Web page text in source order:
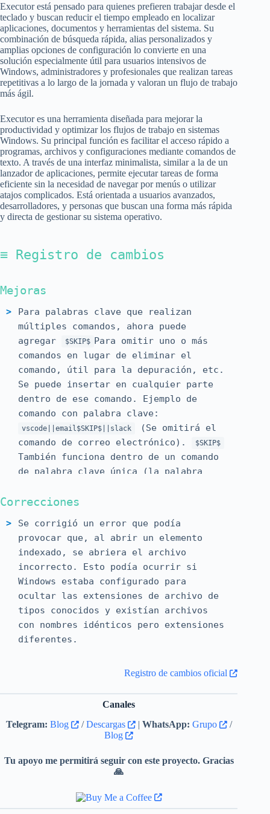
Executor está pensado para quienes prefieren trabajar desde el
teclado y buscan reducir el tiempo empleado en localizar
aplicaciones, documentos y herramientas del sistema. Su
combinación de búsqueda rápida, alias personalizados y
amplias opciones de configuración lo convierte en una
solución especialmente útil para usuarios intensivos de
Windows, administradores y profesionales que realizan tareas
repetitivas a lo largo de la jornada y valoran un flujo de trabajo
más ágil.
Executor es una herramienta diseñada para mejorar la
productividad y optimizar los flujos de trabajo en sistemas
Windows. Su principal función es facilitar el acceso rápido a
programas, archivos y configuraciones mediante comandos de
texto. A través de una interfaz minimalista, similar a la de un
lanzador de aplicaciones, permite ejecutar tareas de forma
eficiente sin la necesidad de navegar por menús o utilizar
atajos complicados. Está orientada a usuarios avanzados,
desarrolladores, y personas que buscan una forma más rápida
y directa de gestionar su sistema operativo.
≡ Registro de cambios
Mejoras
Para palabras clave que realizan
múltiples comandos, ahora puede
agregar
$SKIP$ Para omitir uno o más
comandos en lugar de eliminar el
comando, útil para la depuración, etc.
Se puede insertar en cualquier parte
dentro de ese comando. Ejemplo de
comando con palabra clave:
vscode||email$SKIP$||slack
(Se omitirá el
comando de correo electrónico).
$SKIP$
También funciona dentro de un comando
de palabra clave única (la palabra
Correcciones
Se corrigió un error que podía
provocar que, al abrir un elemento
indexado, se abriera el archivo
incorrecto. Esto podía ocurrir si
Windows estaba configurado para
ocultar las extensiones de archivo de
tipos conocidos y existían archivos
con nombres idénticos pero extensiones
diferentes.
Registro de cambios oficial
Canales
Telegram: Blog /Descargas | WhatsApp: Grupo
/
Blog
Tu apoyo me permitirá seguir con este proyecto. Gracias
🙏